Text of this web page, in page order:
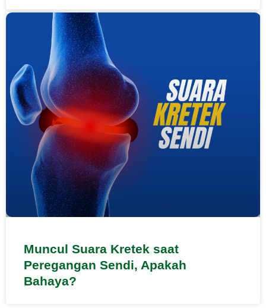
Muncul Suara Kretek saat
Peregangan Sendi, Apakah
Bahaya?